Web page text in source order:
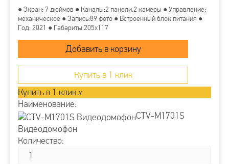
● Экран: 7 дюймов ● Каналы:2 панели,2 камеры ● Управление:
механическое ● Запись:89 фото ● Встроенный блок питания ●
Год: 2021 ● Габариты:205x117
Купить в 1 клик
Купить в 1 клик x
Наименование:
CTV-M1701S
Видеодомофон
Количество: